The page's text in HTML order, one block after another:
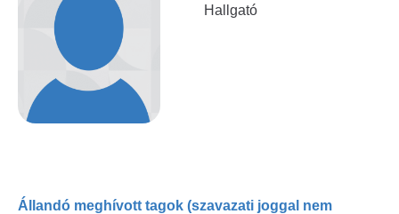
Hallgató
Állandó meghívott tagok (szavazati joggal nem